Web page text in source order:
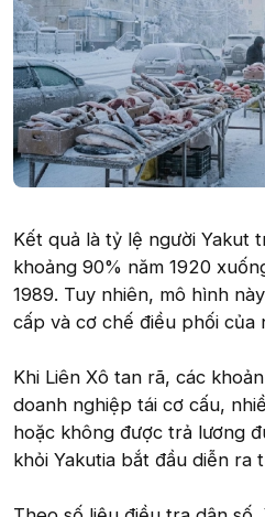
Kết quả là tỷ lệ người Yakut
khoảng 90% năm 1920
1989. Tuy nhiên, mô hình
cấp và cơ chế điều phối của
Khi Liên Xô tan rã, các
doanh nghiệp tái cơ cấu,
hoặc không được trả lương
khỏi Yakutia bắt đầu diễn ra